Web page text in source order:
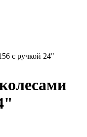
с ручкой 24"